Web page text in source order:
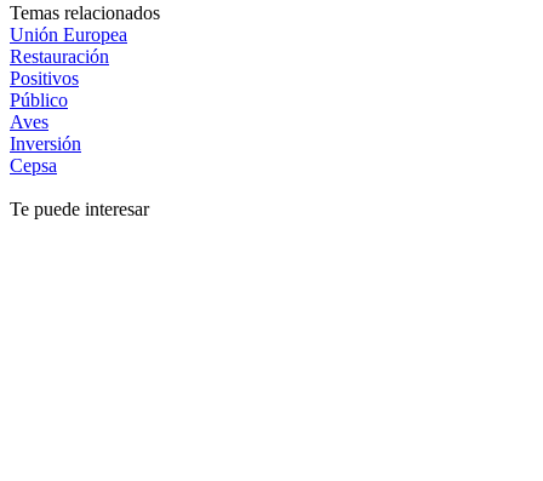
Temas relacionados
Unión Europea
Restauración
Positivos
Público
Aves
Inversión
Cepsa
Te puede interesar